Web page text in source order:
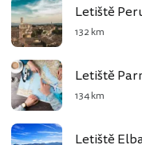
Letiště
132 km
Letiště
134 km
Letiště